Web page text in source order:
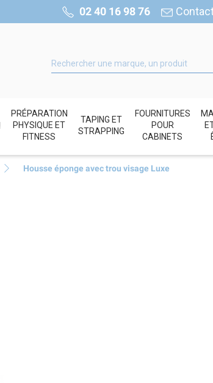
02 40 16 98 76
PRÉPARATION
PHYSIQUE ET
FITNESS
TAPING ET
STRAPPING
FOURNITURES
POUR
CABINETS
Housse éponge avec trou visage Luxe